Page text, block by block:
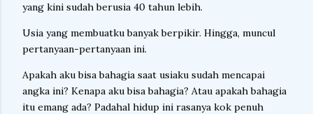
yang kini sudah berusia 40 tahun lebih.
Usia yang membuatku banyak berpikir. Hingga, muncul
pertanyaan-pertanyaan ini.
Apakah aku bisa bahagia saat usiaku sudah mencapai
angka ini? Kenapa aku bisa bahagia? Atau apakah bahagia
itu emang ada? Padahal hidup ini rasanya kok penuh